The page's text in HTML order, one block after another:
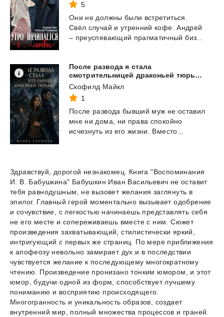
5
Они не должны были встретиться.
Свёл случай и утренний кофе. Андрей
– преуспевающий прагматичный биз...
После развода я стала
смотрительницей драконьей тюрьмы
Скофилд Майкл
1
После развода бывший муж не оставил
мне ни дома, ни права спокойно
исчезнуть из его жизни. Вместо...
Здравствуй, дорогой незнакомец. Книга "Воспоминания
И. В. Бабушкина" Бабушкин Иван Васильевич не оставит
тебя равнодушным, не вызовет желания заглянуть в
эпилог. Главный герой моментально вызывает одобрение
и сочувствие, с легкостью начинаешь представлять себя
не его месте и сопереживаешь вместе с ним. Сюжет
произведения захватывающий, стилистически яркий,
интригующий с первых же страниц. По мере приближения
к апофеозу невольно замирает дух и в последствии
чувствуется желание к последующему многократному
чтению. Произведение пронизано тонким юмором, и этот
юмор, будучи одной из форм, способствует лучшему
пониманию и восприятию происходящего.
Многогранность и уникальность образов, создает
внутренний мир, полный множества процессов и граней.